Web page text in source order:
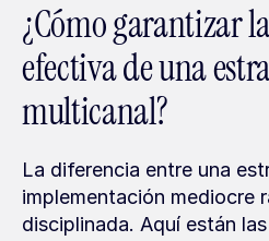
¿Cómo garantizar
efectiva de una
multicanal?
La diferencia entre una
implementación mediocre
disciplinada. Aquí están